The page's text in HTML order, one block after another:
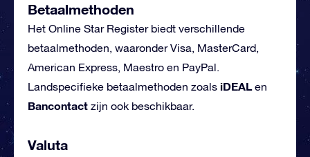
Betaalmethoden
Het Online Star Register biedt verschillende
betaalmethoden, waaronder Visa, MasterCard,
American Express, Maestro en PayPal.
Landspecifieke betaalmethoden zoals iDEALen
Bancontact zijn ook beschikbaar.
Valuta